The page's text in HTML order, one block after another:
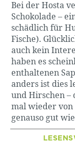
Bei der Hosta
Schokolade –
schädlich für
Fische).
auch kein
haben es
enthaltenen
anders ist dies
und Hirschen –
mal wieder von
genauso gut